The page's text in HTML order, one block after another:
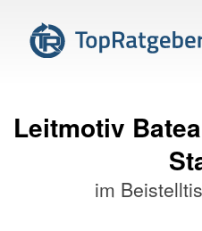
Leitmotiv
im